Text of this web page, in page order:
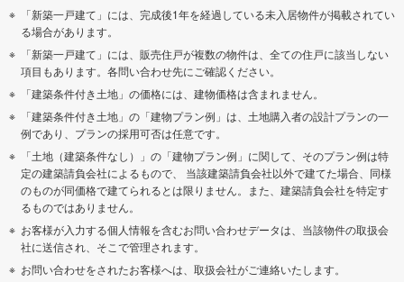
「新築一戸建て」には、完成後1年を経過している未入居物件が掲載されてい
る場合があります。
「新築一戸建て」には、販売住戸が複数の物件は、全ての住戸に該当しない
項目もあります。各問い合わせ先にご確認ください。
「建築条件付き土地」の価格には、建物価格は含まれません。
「建築条件付き土地」の「建物プラン例」は、土地購入者の設計プランの一
例であり、プランの採用可否は任意です。
「土地（建築条件なし）」の「建物プラン例」に関して、そのプラン例は特
定の建築請負会社によるもので、 当該建築請負会社以外で建てた場合、同様
のものが同価格で建てられるとは限りません。また、建築請負会社を特定す
るものではありません。
お客様が入力する個人情報を含むお問い合わせデータは、当該物件の取扱会
社に送信され、そこで管理されます。
お問い合わせをされたお客様へは、取扱会社がご連絡いたします。